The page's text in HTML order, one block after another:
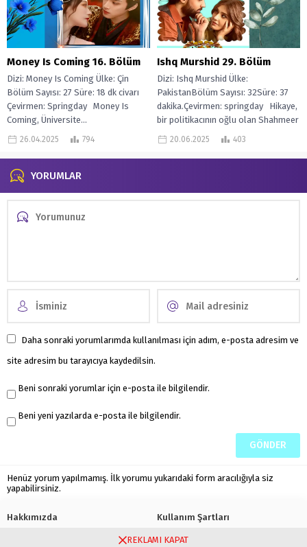
Money Is Coming 16. Bölüm
Dizi: Money Is Coming Ülke: Çin
Bölüm Sayısı: 27 Süre: 18 dk civarı
Çevirmen: Springday Money Is
Coming, Üniversite...
26.04.2025 794
Ishq Murshid 29. Bölüm
Dizi: Ishq Murshid Ülke:
PakistanBölüm Sayısı: 32Süre: 37
dakika.Çevirmen: springday Hikaye,
bir politikacının oğlu olan Shahmeer
Sikandar’ın, yolsuzluğa karşı...
20.06.2025 403
YORUMLAR
Daha sonraki yorumlarımda kullanılması için adım, e-posta adresim ve
site adresim bu tarayıcıya kaydedilsin.
Beni sonraki yorumlar için e-posta ile bilgilendir.
Beni yeni yazılarda e-posta ile bilgilendir.
Henüz yorum yapılmamış. İlk yorumu yukarıdaki form aracılığıyla siz
yapabilirsiniz.
Hakkımızda Kullanım Şartları
Çerez Politikası
REKLAMI KAPAT